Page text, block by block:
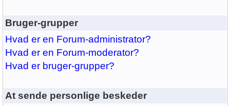
Bruger-grupper
Hvad er en Forum-administrator?
Hvad er en Forum-moderator?
Hvad er bruger-grupper?
At sende personlige beskeder